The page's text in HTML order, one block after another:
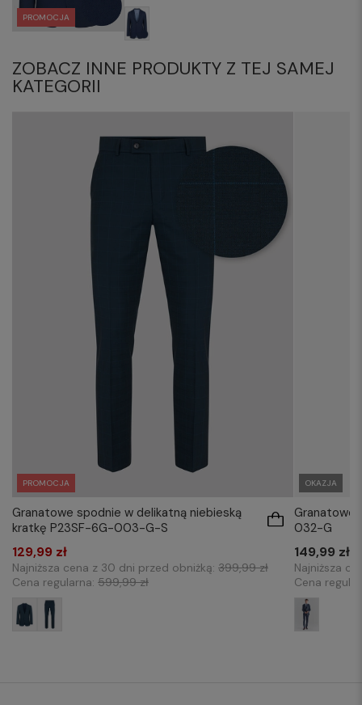
PROMOCJA
ZOBACZ INNE PRODUKTY Z TEJ SAMEJ
KATEGORII
PROMOCJA
Granatowe spodnie w delikatną niebieską
kratkę P23SF-6G-003-G-S
129,99 zł
Najniższa cena z 30 dni przed obniżką: 399,99 zł
Cena regularna: 599,99 zł
OKAZJA
Granatowe
032-G
149,99 zł
Najniższa
Cena